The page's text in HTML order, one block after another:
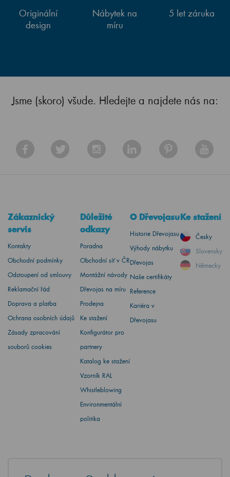
Originální
design
Nábytek na
míru
5 let záruka
Jsme (skoro) všude. Hledejte a najdete nás na:
Zákaznický
servis
Kontakty
Obchodní podmínky
Odstoupení od smlouvy
Reklamační řád
Doprava a platba
Ochrana osobních údajů
Zásady zpracování
souborů cookies
Důležité
odkazy
Poradna
Obchodní síť v ČR
Montážní návody
Dřevojas na míru
Prodejna
Ke stažení
Konfigurátor pro
partnery
Katalog ke stažení
Vzorník RAL
Whistleblowing
Environmentální
politika
O Dřevojasu
Historie Dřevojasu
Výhody nábytku
Dřevojas
Naše certifikáty
Reference
Kariéra v
Dřevojasu
Ke stažení
Česky
Slovensky
Německy